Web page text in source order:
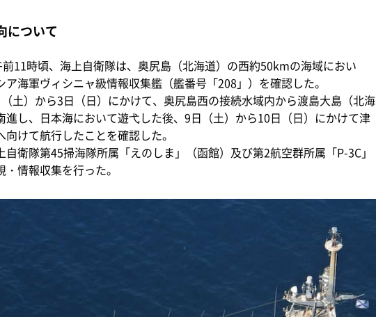
について
11時頃、海上自衛隊は、奥尻島（北海道）の西約50kmの海域におい
海軍ヴィシニャ級情報収集艦（艦番号「208」）を確認した。
土）から3日（日）にかけて、奥尻島西の接続水域内から渡島大島（北海
進し、日本海において遊弋した後、9日（土）から10日（日）にかけて津
けて航行したことを確認した。
衛隊第45掃海隊所属「えのしま」（函館）及び第2航空群所属「P-3C」
・情報収集を行った。